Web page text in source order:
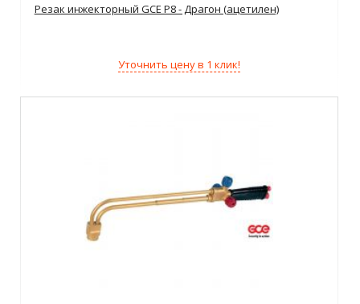
Резак инжекторный GCE P8 - Драгон (ацетилен)
Уточнить цену в 1 клик!